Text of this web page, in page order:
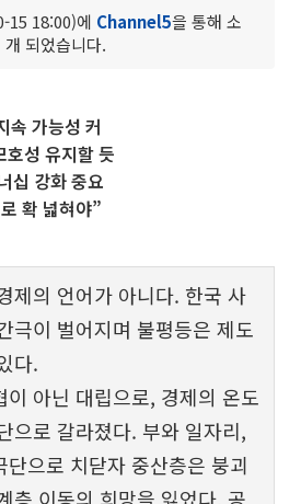
15 18:00)에 Channel5을 통해 소
개 되었습니다.
속 가능성 커
호성 유지할 듯
십 강화 중요
확 넓혀야”
제의 언어가 아니다. 한국 사
극이 벌어지며 불평등은 제도
다.
이 아닌 대립으로, 경제의 온도
으로 갈라졌다. 부와 일자리,
으로 치닫자 중산층은 붕괴